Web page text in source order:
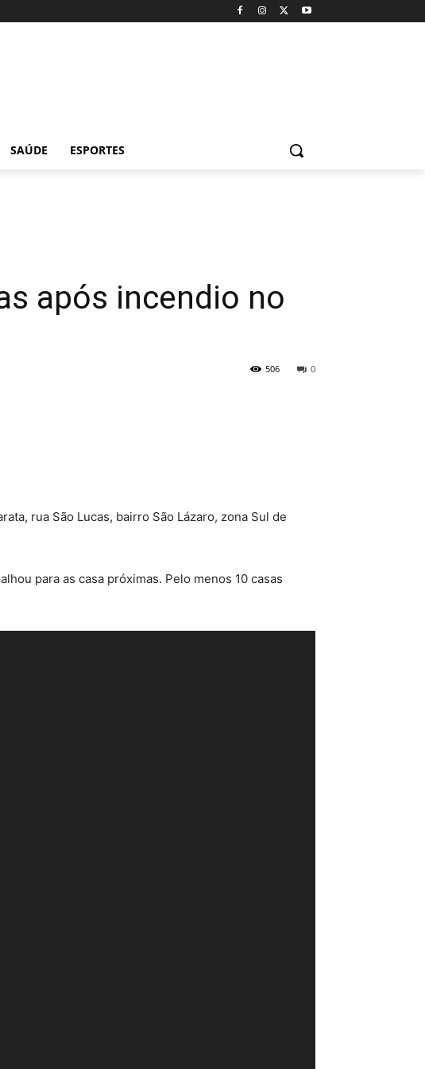
SAÚDE ESPORTES
após incendio no
0
506
rua São Lucas, bairro São Lázaro, zona Sul de
para as casa próximas. Pelo menos 10 casas